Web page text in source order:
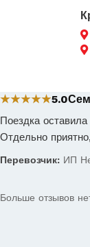
★★★★★5.0
Поездка
Отдельно
Перевозчик: ИП
Больше отзывов